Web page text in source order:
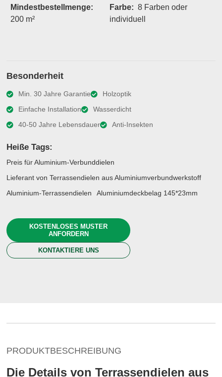
Mindestbestellmenge:
200 m²
Farbe:8 Farben oder
individuell
Besonderheit
Min. 30 Jahre Garantie
Holzoptik
Einfache Installation
Wasserdicht
40-50 Jahre Lebensdauer
Anti-Insekten
Heiße Tags:
Preis für Aluminium-Verbunddielen
Lieferant von Terrassendielen aus Aluminiumverbundwerkstoff
Aluminium-Terrassendielen
Aluminiumdeckbelag 145*23mm
KOSTENLOSES MUSTER
ANFORDERN
KONTAKTIERE UNS
PRODUKTBESCHREIBUNG
Die Details von Terrassendielen aus